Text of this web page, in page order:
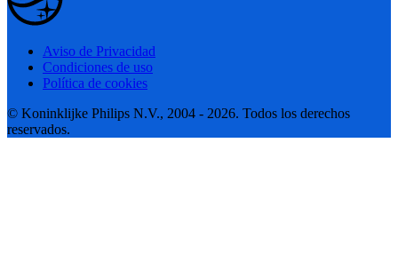
Aviso de Privacidad
Condiciones de uso
Política de cookies
© Koninklijke Philips N.V., 2004 - 2026. Todos los derechos
reservados.